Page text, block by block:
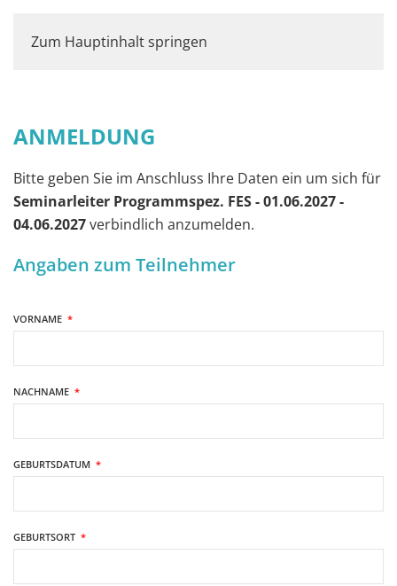
Zum Hauptinhalt springen
ANMELDUNG
Bitte geben Sie im Anschluss Ihre Daten ein um sich für
Seminarleiter Programmspez. FES - 01.06.2027 -
04.06.2027verbindlich anzumelden.
Angaben zum Teilnehmer
VORNAME *
NACHNAME *
GEBURTSDATUM *
GEBURTSORT *